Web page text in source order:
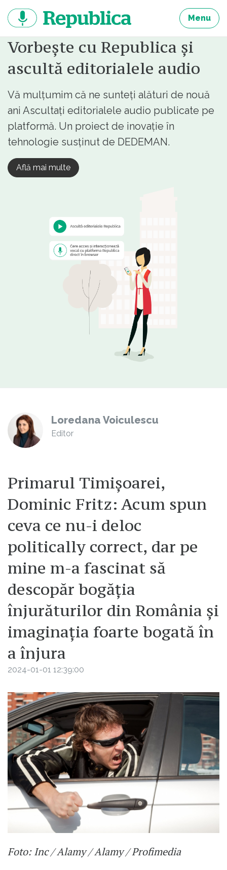
continut
Menu
Vorbește cu Republica și
ascultă editorialele audio
Vă mulțumim că ne sunteți alături de nouă
ani Ascultați editorialele audio publicate pe
platformă. Un proiect de inovație în
tehnologie susținut de DEDEMAN.
Află mai multe
Loredana Voiculescu
Editor
Primarul Timișoarei,
Dominic Fritz: Acum spun
ceva ce nu-i deloc
politically correct, dar pe
mine m-a fascinat să
descopăr bogăția
înjurăturilor din România și
imaginația foarte bogată în
a înjura
2024-01-01 12:39:00
Foto: Inc / Alamy / Alamy / Profimedia